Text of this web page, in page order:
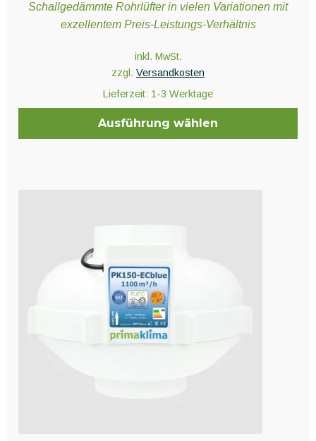
Schallgedämmte Rohrlüfter in vielen Variationen mit
exzellentem Preis-Leistungs-Verhältnis
inkl. MwSt.
zzgl. Versandkosten
Lieferzeit: 1-3 Werktage
Ausführung wählen